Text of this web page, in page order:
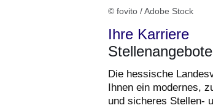
© fovito / Adobe Stock
Ihre Karriere
Stellenangebote
Die hessische
Ihnen ein modernes,
und sicheres Stellen-